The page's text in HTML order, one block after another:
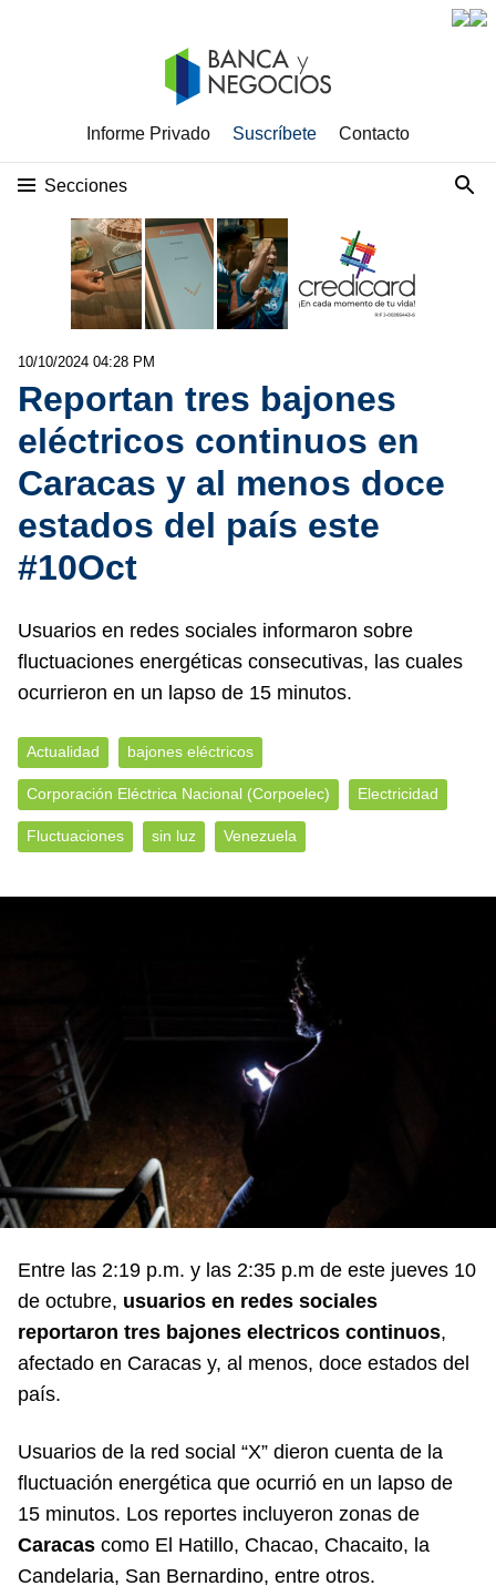
Informe Privado Suscríbete Contacto
Secciones
10/10/2024 04:28 PM
Reportan tres bajones
eléctricos continuos en
Caracas y al menos doce
estados del país este
#10Oct
Usuarios en redes sociales informaron sobre
fluctuaciones energéticas consecutivas, las cuales
ocurrieron en un lapso de 15 minutos.
Actualidad bajones eléctricos
Corporación Eléctrica Nacional (Corpoelec) Electricidad
Fluctuaciones sin luz Venezuela
Entre las 2:19 p.m. y las 2:35 p.m de este jueves 10
de octubre, usuarios en redes sociales
reportaron tres bajones electricos continuos,
afectado en Caracas y, al menos, doce estados del
país.
Usuarios de la red social “X” dieron cuenta de la
fluctuación energética que ocurrió en un lapso de
15 minutos. Los reportes incluyeron zonas de
Caracas como El Hatillo, Chacao, Chacaito, la
Candelaria, San Bernardino, entre otros.